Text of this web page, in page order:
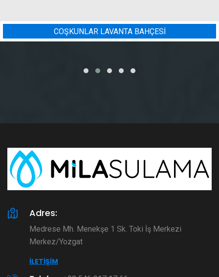
BADEM BAHÇESI
Adres:
Medrese Mh. Menekşe 1 Sk. Toki İş Merkezi
Merkez/Yozgat
İLETIŞIM